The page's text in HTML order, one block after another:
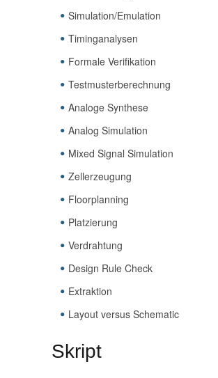
Simulation/Emulation
Timinganalysen
Formale Verifikation
Testmusterberechnung
Analoge Synthese
Analog Simulation
Mixed Signal Simulation
Zellerzeugung
Floorplanning
Platzierung
Verdrahtung
Design Rule Check
Extraktion
Layout versus Schematic
Skript